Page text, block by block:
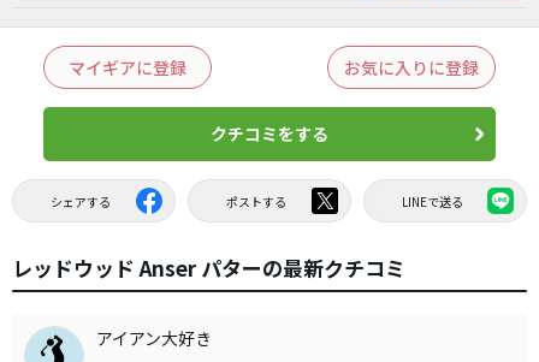
マイギアに登録 お気に入りに登録
クチコミをする
シェアする ポストする LINEで送る
レッドウッド Anser パターの最新クチコミ
アイアン大好き